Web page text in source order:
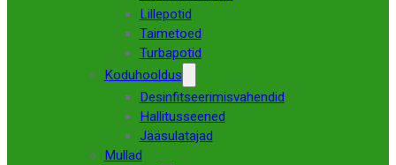
Lillepotid
Taimetoed
Turbapotid
Koduhooldus
Desinfitseerimisvahendid
Hallitusseened
Jääsulatajad
Mullad